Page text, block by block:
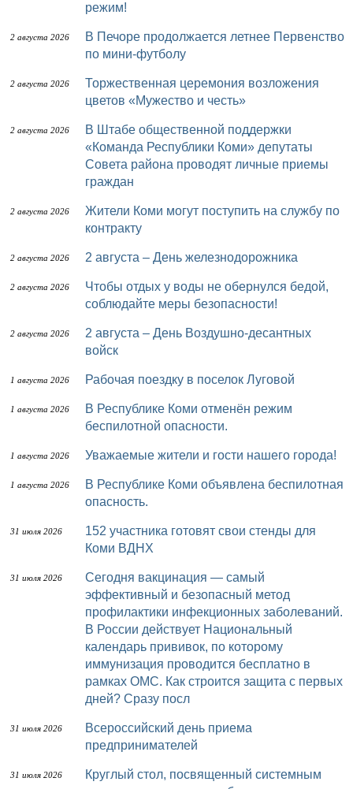
режим!
2 августа 2026
В Печоре продолжается летнее Первенство
по мини-футболу
2 августа 2026
Торжественная церемония возложения
цветов «Мужество и честь»
2 августа 2026
В Штабе общественной поддержки
«Команда Республики Коми» депутаты
Совета района проводят личные приемы
граждан
2 августа 2026
Жители Коми могут поступить на службу по
контракту
2 августа 2026 2 августа – День железнодорожника
2 августа 2026
Чтобы отдых у воды не обернулся бедой,
соблюдайте меры безопасности!
2 августа 2026
2 августа – День Воздушно-десантных
войск
1 августа 2026 Рабочая поездку в поселок Луговой
1 августа 2026
В Республике Коми отменён режим
беспилотной опасности.
1 августа 2026 Уважаемые жители и гости нашего города!
1 августа 2026
В Республике Коми объявлена беспилотная
опасность.
31 июля 2026
152 участника готовят свои стенды для
Коми ВДНХ
31 июля 2026
Сегодня вакцинация — самый
эффективный и безопасный метод
профилактики инфекционных заболеваний.
В России действует Национальный
календарь прививок, по которому
иммунизация проводится бесплатно в
рамках ОМС. Как строится защита с первых
дней? Сразу посл
31 июля 2026
Всероссийский день приема
предпринимателей
31 июля 2026
Круглый стол, посвященный системным